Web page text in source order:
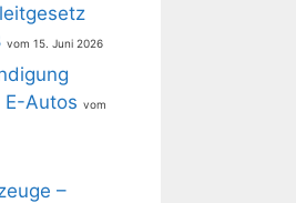
15. Juni 2026
E-Autos
–